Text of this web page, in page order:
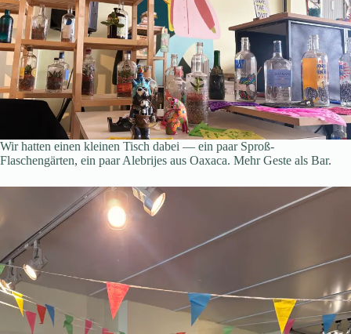
Wir hatten einen kleinen Tisch dabei — ein paar Sproß-
Flaschengärten, ein paar Alebrijes aus Oaxaca. Mehr Geste als Bar.